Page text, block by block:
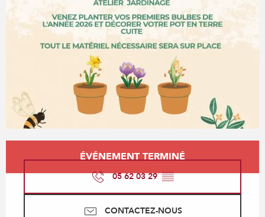
Ouverture et coordonnées
ÉVÉNEMENT TERMINÉ
05 62 03 29▒▒
CONTACTEZ-NOUS